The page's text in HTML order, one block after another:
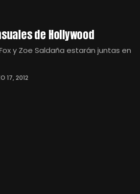
de Hollywood
y Zoe Saldaña estarán juntas en
17, 2012